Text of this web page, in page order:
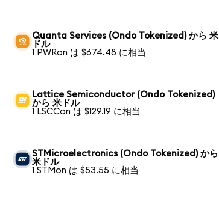
Quanta Services (Ondo Tokenized) から 米
ドル
1 PWRon は $674.48 に相当
Lattice Semiconductor (Ondo Tokenized)
から 米ドル
1 LSCCon は $129.19 に相当
STMicroelectronics (Ondo Tokenized) から
米ドル
1 STMon は $53.55 に相当